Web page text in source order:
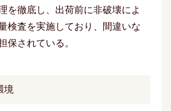
を徹底し、出荷前に非破壊によ
検査を実施しており、間違いな
保されている。
境